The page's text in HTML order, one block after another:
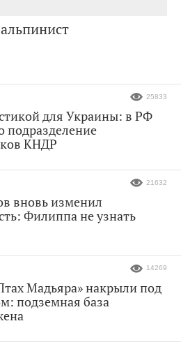
для Украины: в РФ
подразделение
КНДР
25833
вновь изменил
Филиппа не узнать
21632
Мадьяра» накрыли под
подземная база
14269